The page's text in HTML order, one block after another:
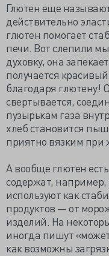
Глютен еще
действительно
глютен помогает
печи. Вот слепили
духовку, она
получается
благодаря глютену!
свертывается,
пузырькам газа
хлеб становится
приятно вязким при
А вообще глютен
содержат,
используют как
продуктов — от
изделий. На
иногда пишут
как возможны